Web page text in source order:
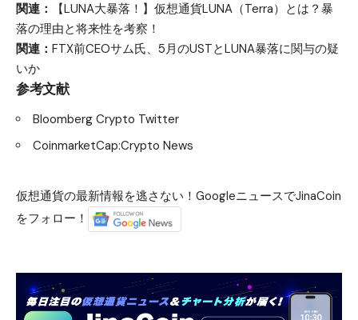
関連：
【LUNA大暴落！】仮想通貨LUNA（Terra）とは？暴
落の理由と将来性を考察！
関連： FTX前CEOサム氏、5月のUSTとLUNA暴落に関与の疑
いか
参考文献
Bloomberg Crypto Twitter
CoinmarketCap:Crypto News
仮想通貨の最新情報を逃さない！GoogleニュースでJinaCoin
をフォロー！